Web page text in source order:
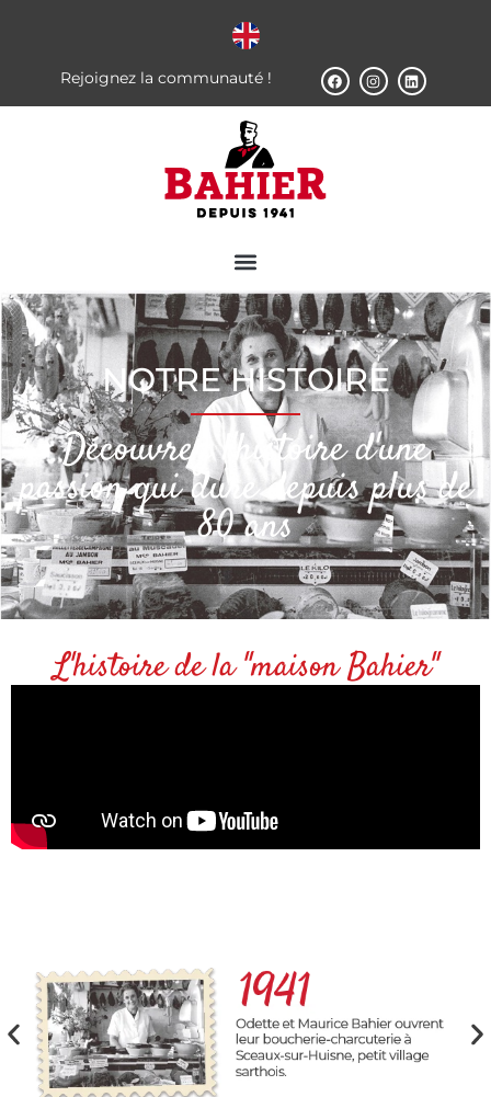
Rejoignez la communauté !
NOTRE HISTOIRE
Découvrez l'histoire d'une
passion qui dure depuis plus de
80 ans
L'histoire de la "maison Bahier"